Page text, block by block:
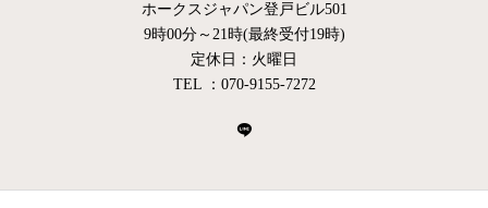
ホークスジャパン登戸ビル501
9時00分～21時(最終受付19時)
定休日：火曜日
TEL ：070-9155-7272